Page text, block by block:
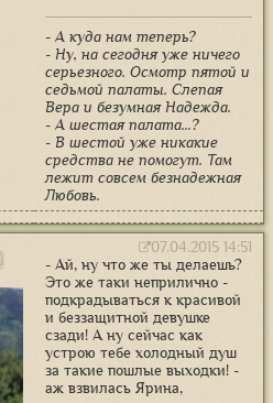
- А куда нам теперь?
- Ну, на сегодня уже ничего
серьезного. Осмотр пятой и
седьмой палаты. Слепая
Вера и безумная Надежда.
- А шестая палата...?
- В шестой уже никакие
средства не помогут. Там
лежит совсем безнадежная
Любовь.
07.04.2015 14:51
- Ай, ну что же ты делаешь?
Это же таки неприлично -
подкрадываться к красивой
и беззащитной девушке
сзади! А ну сейчас как
устрою тебе холодный душ
за такие пошлые выходки! -
аж взвилась Ярина,